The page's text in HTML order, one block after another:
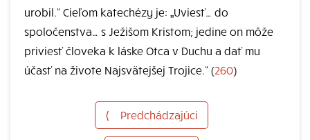
urobil.“ Cieľom katechézy je: „Uviesť… do
spoločenstva… s Ježišom Kristom; jedine on môže
priviesť človeka k láske Otca v Duchu a dať mu
účasť na živote Najsvätejšej Trojice.“ (260)
⟨ Predchádzajúci